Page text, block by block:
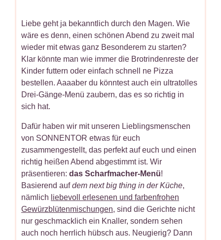
Liebe geht ja bekanntlich durch den Magen. Wie
wäre es denn, einen schönen Abend zu zweit mal
wieder mit etwas ganz Besonderem zu starten?
Klar könnte man wie immer die Brotrindenreste der
Kinder futtern oder einfach schnell ne Pizza
bestellen. Aaaaber du könntest auch ein ultratolles
Drei-Gänge-Menü zaubern, das es so richtig in
sich hat.
Dafür haben wir mit unseren Lieblingsmenschen
von SONNENTOR etwas für euch
zusammengestellt, das perfekt auf euch und einen
richtig heißen Abend abgestimmt ist. Wir
präsentieren: das Scharfmacher-Menü!
Basierend aufdem next big thing in der Küche,
nämlich liebevoll erlesenen und farbenfrohen
Gewürzblütenmischungen, sind die Gerichte nicht
nur geschmacklich ein Knaller, sondern sehen
auch noch herrlich hübsch aus. Neugierig? Dann